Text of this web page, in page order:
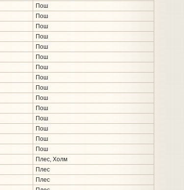
Пош
Пош
Пош
Пош
Пош
Пош
Пош
Пош
Пош
Пош
Пош
Пош
Пош
Пош
Пош
Плес, Холм
Плес
Плес